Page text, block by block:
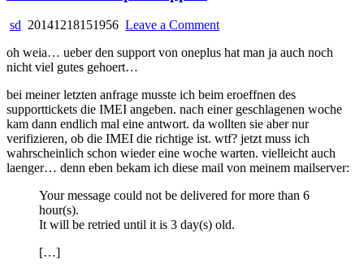
sd 20141218151956 Leave a Commenton
incredible
oh weia… ueber den support von oneplus hat man ja auch noch
nicht viel gutes gehoert…
bei meiner letzten anfrage musste ich beim eroeffnen des
supporttickets die IMEI angeben. nach einer geschlagenen woche
kam dann endlich mal eine antwort. da wollten sie aber nur
verifizieren, ob die IMEI die richtige ist. wtf? jetzt muss ich
wahrscheinlich schon wieder eine woche warten. vielleicht auch
laenger… denn eben bekam ich diese mail von meinem mailserver:
Your message could not be delivered for more than 6
hour(s).
It will be retried until it is 3 day(s) old.
[…]